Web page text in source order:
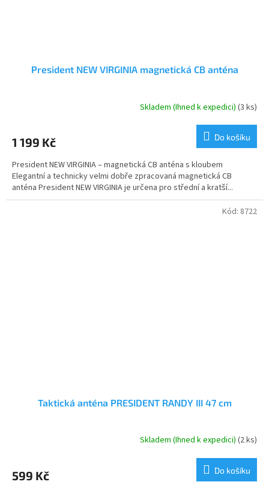
President NEW VIRGINIA magnetická CB anténa
Skladem (Ihned k expedici) (3 ks)
1 199 Kč Do košíku
President NEW VIRGINIA – magnetická CB anténa s kloubem
Elegantní a technicky velmi dobře zpracovaná magnetická CB
anténa President NEW VIRGINIA je určena pro střední a kratší...
Taktická anténa PRESIDENT RANDY III 47 cm
je
Skladem (Ihned k expedici)(2 ks)
599 Kč Do košíku
Kód: 8722